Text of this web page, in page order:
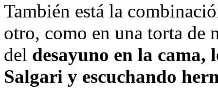
También está la
otro, como en una torta de
del desayuno en la
Salgari y escuchando